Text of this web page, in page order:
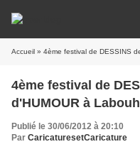
Accueil » 4ème festival de DESSINS
4ème festival de
d'HUMOUR à
Publié le 30/06/2012 à 20:10
Par CaricaturesetCaricature